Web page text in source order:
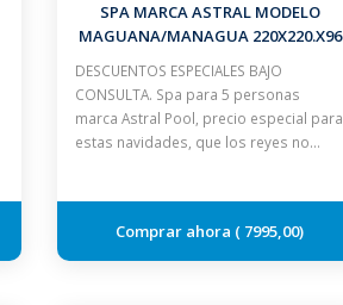
SPA MARCA ASTRAL MODELO
MAGUANA/MANAGUA 220X220.X96
CON ESCALERA Y CUBIERTA
DESCUENTOS ESPECIALES BAJO
CONSULTA. Spa para 5 personas
marca Astral Pool, precio especial para
estas navidades, que los reyes no…
7995,00